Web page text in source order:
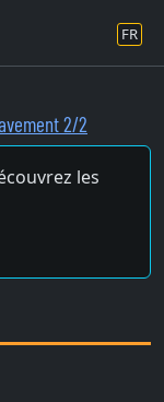
FR
2/2
les